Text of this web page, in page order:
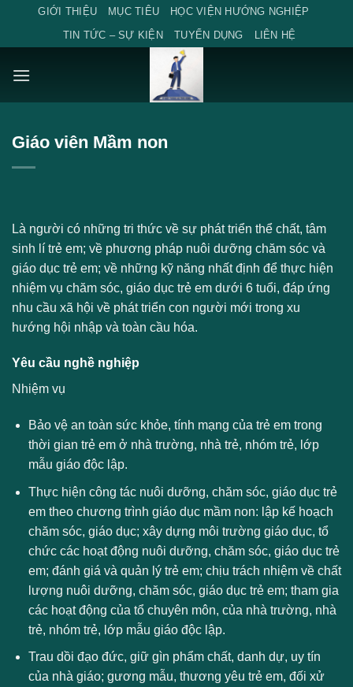
content
GIỚI THIỆU MỤC TIÊU
HỌC VIỆN HƯỚNG NGHIỆP
TIN TỨC – SỰ KIỆN
TUYỂN DỤNG LIÊN HỆ
Giáo viên Mầm non
Là người có những tri thức về sự phát triển thể chất, tâm
sinh lí trẻ em; về phương pháp nuôi dưỡng chăm sóc và
giáo dục trẻ em; về những kỹ năng nhất định để thực hiện
nhiệm vụ chăm sóc, giáo dục trẻ em dưới 6 tuổi, đáp ứng
nhu cầu xã hội về phát triển con người mới trong xu
hướng hội nhập và toàn cầu hóa.
Yêu cầu nghề nghiệp
Nhiệm vụ
Bảo vệ an toàn sức khỏe, tính mạng của trẻ em trong
thời gian trẻ em ở nhà trường, nhà trẻ, nhóm trẻ, lớp
mẫu giáo độc lập.
Thực hiện công tác nuôi dưỡng, chăm sóc, giáo dục trẻ
em theo chương trình giáo dục mầm non: lập kế hoạch
chăm sóc, giáo dục; xây dựng môi trường giáo dục, tổ
chức các hoạt động nuôi dưỡng, chăm sóc, giáo dục trẻ
em; đánh giá và quản lý trẻ em; chịu trách nhiệm về chất
lượng nuôi dưỡng, chăm sóc, giáo dục trẻ em; tham gia
các hoạt động của tổ chuyên môn, của nhà trường, nhà
trẻ, nhóm trẻ, lớp mẫu giáo độc lập.
Trau dồi đạo đức, giữ gìn phẩm chất, danh dự, uy tín
của nhà giáo; gương mẫu, thương yêu trẻ em, đối xử